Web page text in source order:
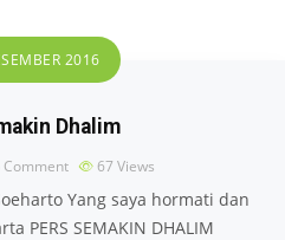
2016
Dhalim
Comment 67 Views
Yang saya hormati dan
PERS SEMAKIN DHALIM